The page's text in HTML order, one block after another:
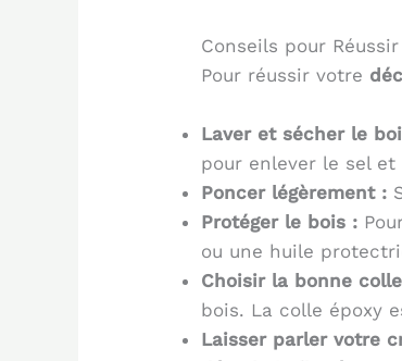
Conseils pour
Pour réussir votre
Laver et sécher le
pour enlever le sel
Poncer légèrement :
Protéger le bois :
ou une huile
Choisir la bonne
bois. La colle époxy
Laisser parler votre